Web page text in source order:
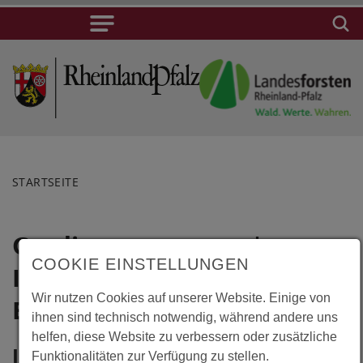
STARTSEITE
Gradignan,
Institut Foret
Bois Papier
Information
Lage
Institut Foret
Bois Papier
1, Cours
COOKIE EINSTELLUNGEN
Wir nutzen Cookies auf unserer Website. Einige von
ihnen sind technisch notwendig, während andere uns
helfen, diese Website zu verbessern oder zusätzliche
Funktionalitäten zur Verfügung zu stellen.